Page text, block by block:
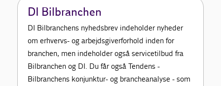
DI Bilbranchen
DI Bilbranchens nyhedsbrev indeholder nyheder
om erhvervs- og arbejdsgiverforhold inden for
branchen, men indeholder også servicetilbud fra
Bilbranchen og DI. Du får også Tendens -
Bilbranchens konjunktur- og brancheanalyse - som